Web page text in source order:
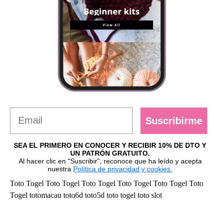
Suscribirme
SEA EL PRIMERO EN CONOCER Y RECIBIR 10% DE DTO Y
UN PATRÓN GRATUITO.
Al hacer clic en "Suscribir", reconoce que ha leído y acepta
nuestra Política de privacidad y cookies.
Toto Togel Toto Togel Toto Togel Toto Togel Toto Togel Toto
Togel totomacau toto6d toto5d toto togel toto slot